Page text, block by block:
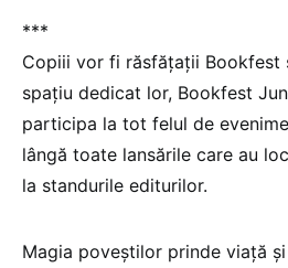
***
Copiii vor fi răsfățații Bookfest
spațiu dedicat lor, Bookfest
participa la tot felul de
lângă toate lansările care au
la standurile editurilor.
Magia poveștilor prinde viață